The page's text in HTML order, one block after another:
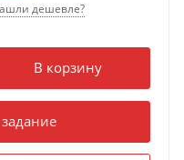
дешевле?
В корзину